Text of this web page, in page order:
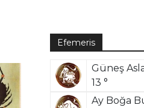
Efemeris
Güneş
13 °
Ay Boğa